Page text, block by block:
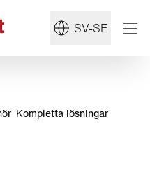
SV-SE
Kompletta lösningar